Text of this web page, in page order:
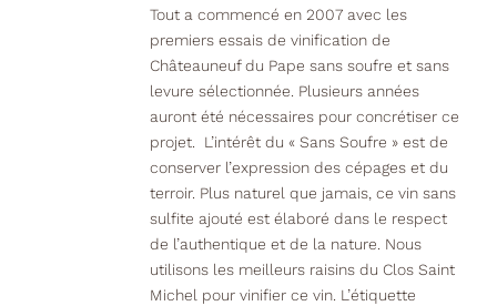
Tout a commencé en 2007 avec les
premiers essais de vinification de
Châteauneuf du Pape sans soufre et sans
levure sélectionnée. Plusieurs années
auront été nécessaires pour concrétiser ce
projet. L’intérêt du « Sans Soufre » est de
conserver l’expression des cépages et du
terroir. Plus naturel que jamais, ce vin sans
sulfite ajouté est élaboré dans le respect
de l’authentique et de la nature. Nous
utilisons les meilleurs raisins du Clos Saint
Michel pour vinifier ce vin. L’étiquette